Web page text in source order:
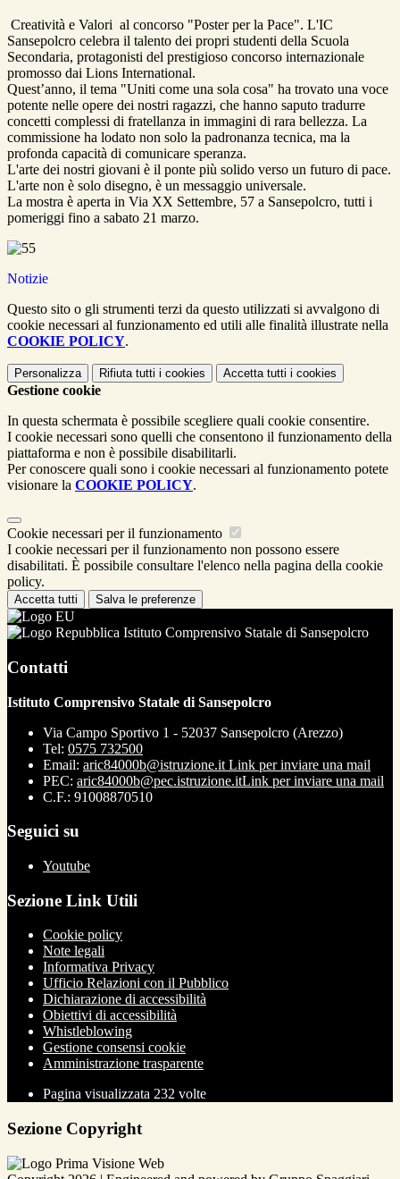
Creatività e Valori al concorso "Poster per la Pace". L'IC
Sansepolcro celebra il talento dei propri studenti della Scuola
Secondaria, protagonisti del prestigioso concorso internazionale
promosso dai Lions International.
​Quest’anno, il tema "Uniti come una sola cosa" ha trovato una voce
potente nelle opere dei nostri ragazzi, che hanno saputo tradurre
concetti complessi di fratellanza in immagini di rara bellezza. La
commissione ha lodato non solo la padronanza tecnica, ma la
profonda capacità di comunicare speranza.
​L'arte dei nostri giovani è il ponte più solido verso un futuro di pace.
​L'arte non è solo disegno, è un messaggio universale.
La mostra è aperta in Via XX Settembre, 57 a Sansepolcro, tutti i
pomeriggi fino a sabato 21 marzo.
Notizie
Questo sito o gli strumenti terzi da questo utilizzati si avvalgono di
cookie necessari al funzionamento ed utili alle finalità illustrate nella
COOKIE POLICY.
Personalizza Rifiuta tutti i cookies Accetta tutti i cookies
Gestione cookie
In questa schermata è possibile scegliere quali cookie consentire.
I cookie necessari sono quelli che consentono il funzionamento della
piattaforma e non è possibile disabilitarli.
Per conoscere quali sono i cookie necessari al funzionamento potete
visionare la COOKIE POLICY.
Cookie necessari per il funzionamento
I cookie necessari per il funzionamento non possono essere
disabilitati. È possibile consultare l'elenco nella pagina della cookie
policy.
Accetta tutti Salva le preferenze
Istituto Comprensivo Statale di Sansepolcro
Contatti
Istituto Comprensivo Statale di Sansepolcro
Via Campo Sportivo 1 - 52037 Sansepolcro (Arezzo)
Tel: 0575 732500
Email: aric84000b@istruzione.it Link per inviare una mail
PEC: aric84000b@pec.istruzione.itLink per inviare una mail
C.F.: 91008870510
Seguici su
Youtube
Sezione Link Utili
Cookie policy
Note legali
Informativa Privacy
Ufficio Relazioni con il Pubblico
Dichiarazione di accessibilità
Obiettivi di accessibilità
Whistleblowing
Gestione consensi cookie
Amministrazione trasparente
Pagina visualizzata 232 volte
Sezione Copyright